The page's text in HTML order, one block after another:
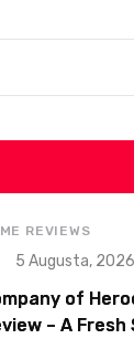
REVIEWS
5 Augusta, 2026
of
– A Fresh